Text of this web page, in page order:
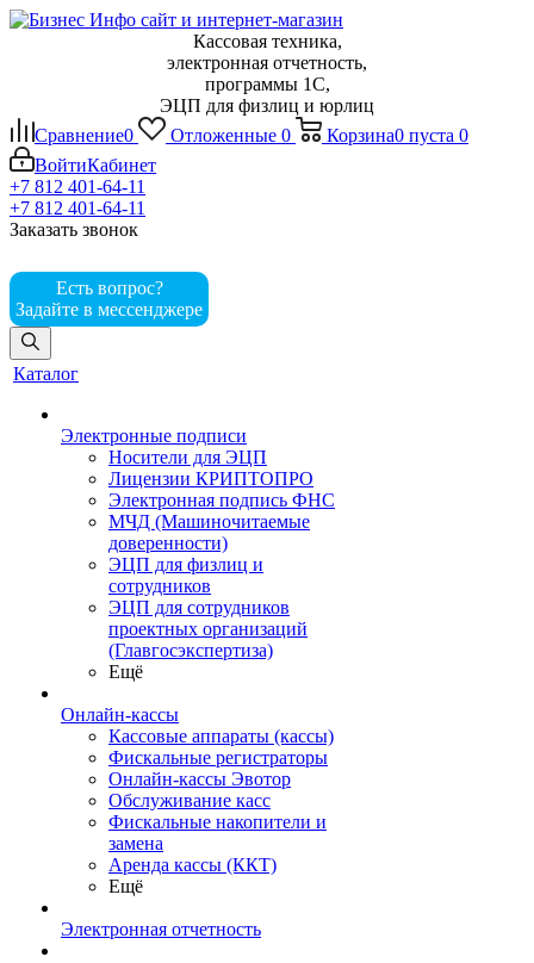
Кассовая техника,
электронная отчетность,
программы 1С,
ЭЦП для физлиц и юрлиц
Сравнение0 Отложенные 0 Корзина0 пуста 0
ВойтиКабинет
+7 812 401-64-11
+7 812 401-64-11
Заказать звонок
Есть вопрос?
Задайте в мессенджере
Каталог
Электронные подписи
Носители для ЭЦП
Лицензии КРИПТОПРО
Электронная подпись ФНС
МЧД (Машиночитаемые
доверенности)
ЭЦП для физлиц и
сотрудников
ЭЦП для сотрудников
проектных организаций
(Главгосэкспертиза)
Ещё
Онлайн-кассы
Кассовые аппараты (кассы)
Фискальные регистраторы
Онлайн-кассы Эвотор
Обслуживание касс
Фискальные накопители и
замена
Аренда кассы (ККТ)
Ещё
Электронная отчетность